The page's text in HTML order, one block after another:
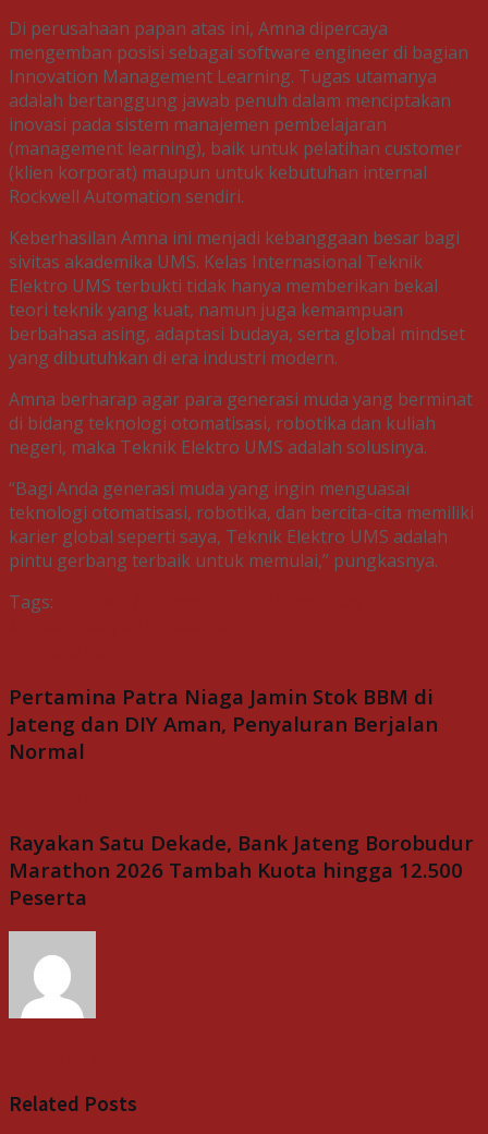
Di perusahaan papan atas ini, Amna dipercaya
mengemban posisi sebagai software engineer di bagian
Innovation Management Learning. Tugas utamanya
adalah bertanggung jawab penuh dalam menciptakan
inovasi pada sistem manajemen pembelajaran
(management learning), baik untuk pelatihan customer
(klien korporat) maupun untuk kebutuhan internal
Rockwell Automation sendiri.
Keberhasilan Amna ini menjadi kebanggaan besar bagi
sivitas akademika UMS. Kelas Internasional Teknik
Elektro UMS terbukti tidak hanya memberikan bekal
teori teknik yang kuat, namun juga kemampuan
berbahasa asing, adaptasi budaya, serta global mindset
yang dibutuhkan di era industri modern.
Amna berharap agar para generasi muda yang berminat
di bidang teknologi otomatisasi, robotika dan kuliah
negeri, maka Teknik Elektro UMS adalah solusinya.
“Bagi Anda generasi muda yang ingin menguasai
teknologi otomatisasi, robotika, dan bercita-cita memiliki
karier global seperti saya, Teknik Elektro UMS adalah
pintu gerbang terbaik untuk memulai,” pungkasnya.
Tags:
Pertamina Patra Niaga Jamin Stok BBM di
Jateng dan DIY Aman, Penyaluran Berjalan
Normal
Rayakan Satu Dekade, Bank Jateng Borobudur
Marathon 2026 Tambah Kuota hingga 12.500
Peserta
Related Posts